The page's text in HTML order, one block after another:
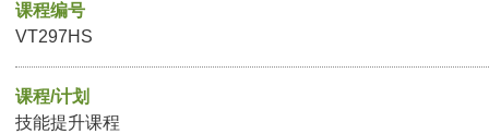
课程编号
VT297HS
课程/计划
技能提升课程